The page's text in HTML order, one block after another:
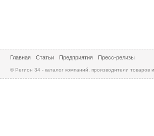
Главная Статьи Предприятия Пресс-релизы
© Регион 34 - каталог компаний, производители товаров